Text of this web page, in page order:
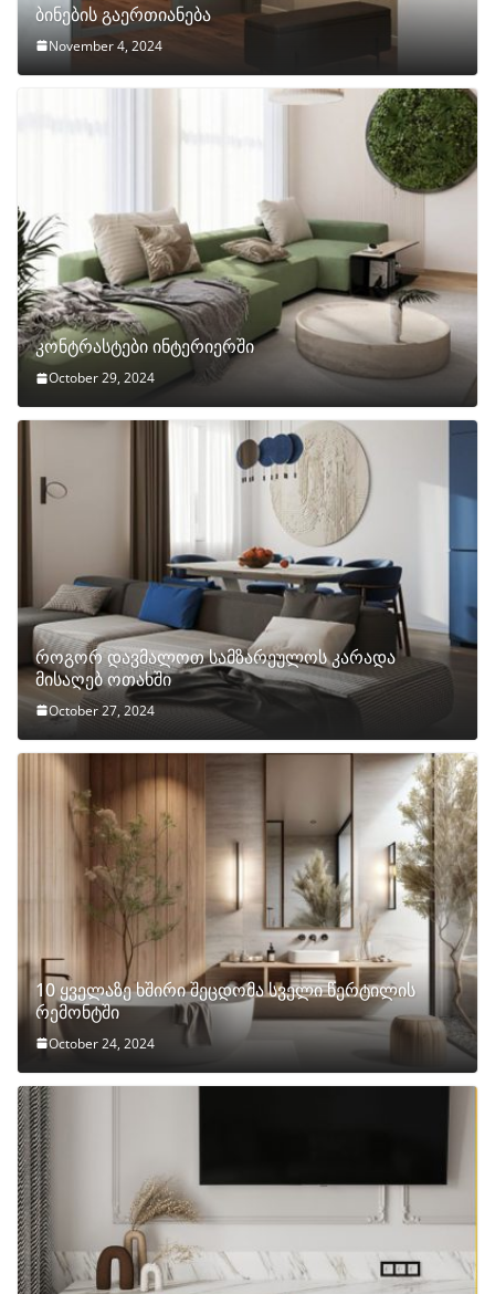
ბინების გაერთიანება
November 4, 2024
კონტრასტები ინტერიერში
October 29, 2024
როგორ დავმალოთ სამზარეულოს კარადა
მისაღებ ოთახში
October 27, 2024
10 ყველაზე ხშირი შეცდომა სველი წერტილის
რემონტში
October 24, 2024